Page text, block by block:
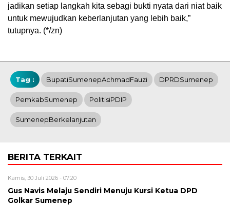
jadikan setiap langkah kita sebagi bukti nyata dari niat baik
untuk mewujudkan keberlanjutan yang lebih baik,”
tutupnya. (*/zn)
Tag : BupatiSumenepAchmadFauzi DPRDSumenep
PemkabSumenep PolitisiPDIP
SumenepBerkelanjutan
BERITA TERKAIT
Kamis, 30 Juli 2026 - 07:20
Gus Navis Melaju Sendiri Menuju Kursi Ketua DPD
Golkar Sumenep